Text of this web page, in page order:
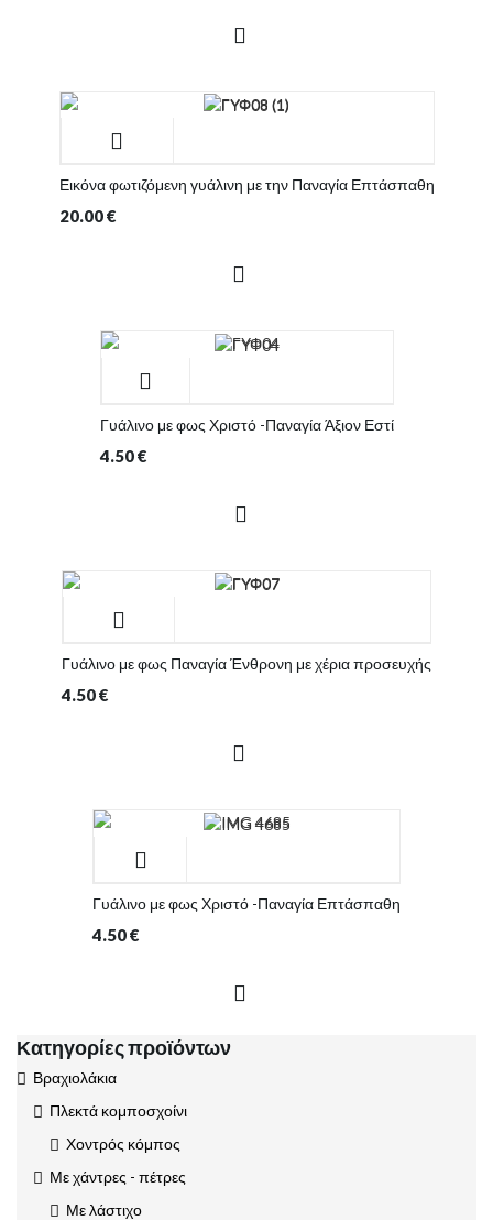
Εικόνα φωτιζόμενη γυάλινη με την Παναγία Επτάσπαθη
20.00€
Γυάλινο με φως Χριστό -Παναγία Άξιον Εστί
4.50€
Γυάλινο με φως Παναγία Ένθρονη με χέρια προσευχής
4.50€
Γυάλινο με φως Χριστό -Παναγία Επτάσπαθη
4.50€
Κατηγορίες προϊόντων
Βραχιολάκια
Πλεκτά κομποσχοίνι
Χοντρός κόμπος
Με χάντρες - πέτρες
Με λάστιχο